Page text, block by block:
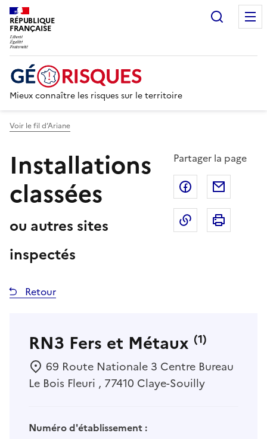
RÉPUBLIQUE
FRANÇAISE
Mieux connaître les risques sur le territoire
Voir le fil d’Ariane
Installations
classées
ou autres sites
inspectés
Partager la page
Partager sur
Copier dans
Retour
RN3 Fers et Métaux (1)
69 Route Nationale 3 Centre Bureau
Le Bois Fleuri , 77410 Claye-Souilly
Numéro d'établissement :